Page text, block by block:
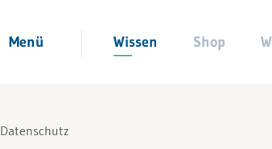
Menü Wissen Shop
Datenschutz